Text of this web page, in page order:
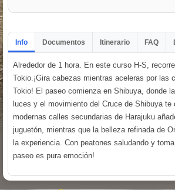
Info Documentos Itinerario FAQ
Alrededor de 1 hora. En este curso H-S,
Tokio.¡Gira cabezas mientras aceleras por las
Tokio! El paseo comienza en Shibuya, donde
luces y el movimiento del Cruce de Shibuya te
modernas calles secundarias de Harajuku
juguetón, mientras que la belleza refinada de
la experiencia. Con peatones saludando y
paseo es pura emoción!